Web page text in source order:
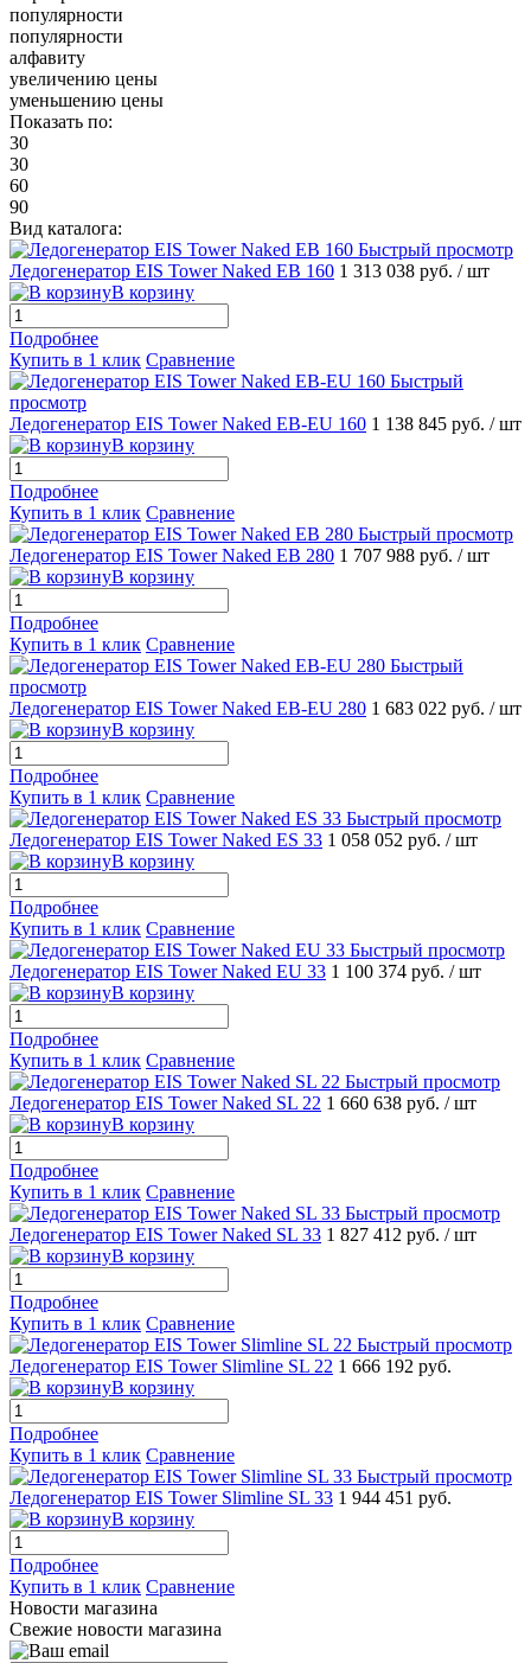
популярности
популярности
алфавиту
увеличению цены
уменьшению цены
Показать по:
30
30
60
90
Вид каталога:
Быстрый просмотр
Ледогенератор EIS Tower Naked EB 160 1 313 038 руб. / шт
В корзину
Подробнее
Купить в 1 клик Сравнение
Быстрый
просмотр
Ледогенератор EIS Tower Naked EB-EU 160 1 138 845 руб. / шт
В корзину
Подробнее
Купить в 1 клик Сравнение
Быстрый просмотр
Ледогенератор EIS Tower Naked EB 280 1 707 988 руб. / шт
В корзину
Подробнее
Купить в 1 клик Сравнение
Быстрый
просмотр
Ледогенератор EIS Tower Naked EB-EU 280 1 683 022 руб. / шт
В корзину
Подробнее
Купить в 1 клик Сравнение
Быстрый просмотр
Ледогенератор EIS Tower Naked ES 33 1 058 052 руб. / шт
В корзину
Подробнее
Купить в 1 клик Сравнение
Быстрый просмотр
Ледогенератор EIS Tower Naked EU 33 1 100 374 руб. / шт
В корзину
Подробнее
Купить в 1 клик Сравнение
Быстрый просмотр
Ледогенератор EIS Tower Naked SL 22 1 660 638 руб. / шт
В корзину
Подробнее
Купить в 1 клик Сравнение
Быстрый просмотр
Ледогенератор EIS Tower Naked SL 33 1 827 412 руб. / шт
В корзину
Подробнее
Купить в 1 клик Сравнение
Быстрый просмотр
Ледогенератор EIS Tower Slimline SL 22 1 666 192 руб.
В корзину
Подробнее
Купить в 1 клик Сравнение
Быстрый просмотр
Ледогенератор EIS Tower Slimline SL 33 1 944 451 руб.
В корзину
Подробнее
Купить в 1 клик Сравнение
Новости магазина
Свежие новости магазина